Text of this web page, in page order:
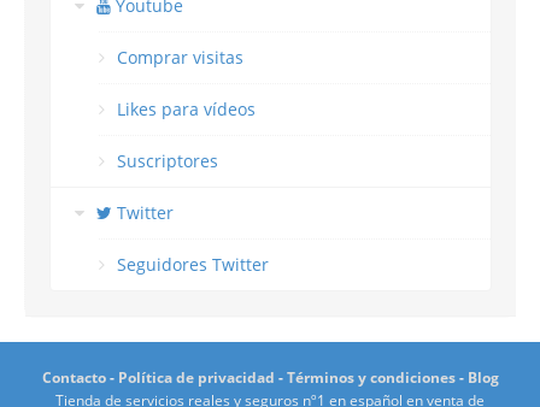
Youtube
Comprar visitas
Likes para vídeos
Suscriptores
Twitter
Seguidores Twitter
Contacto- Política de privacidad -Términos y condiciones- Blog
Tienda de servicios reales y seguros nº1 en español en venta de